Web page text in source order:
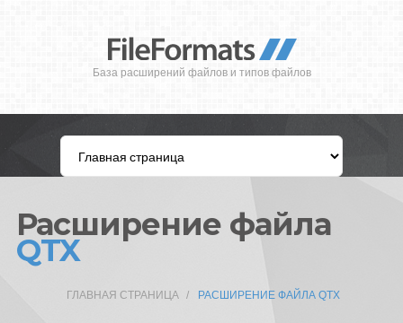
База расширений файлов и типов файлов
Расширение файла
QTX
ГЛАВНАЯ СТРАНИЦА РАСШИРЕНИЕ ФАЙЛА QTX